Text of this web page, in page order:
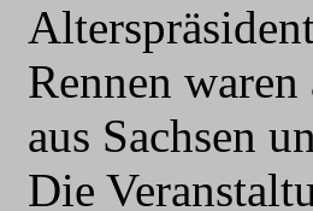
Rennen
aus Sachsen
Die